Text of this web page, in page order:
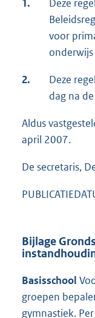
1.
Deze
voor
2.
Deze
dag na
Aldus
april 2007.
De secretaris,
Bijlage
Basisschool
groepen
gymnastiek.